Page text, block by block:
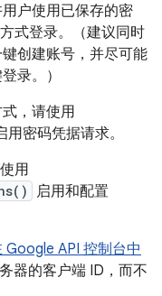
户使用已保存的密
式登录。（建议同时
创建账号，并尽可能
录。）
，请使用
用密码凭据请求。
用
启用和配置
Google API 控制台中
器的客户端 ID，而不